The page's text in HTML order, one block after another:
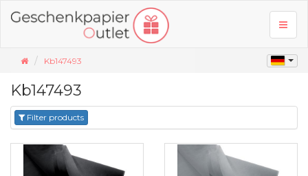
Kb147493
Kb147493
Filter products